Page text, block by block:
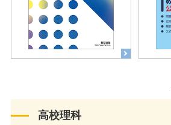
高校理科